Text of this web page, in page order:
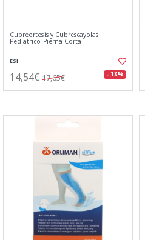
Cubreortesis y Cubrescayolas
Pediatrico Pierna Corta
ESI
14,54€ 17,65€ - 18%